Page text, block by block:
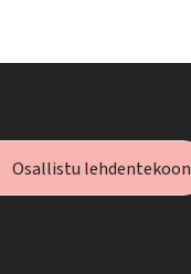
Osallistu lehdentekoon